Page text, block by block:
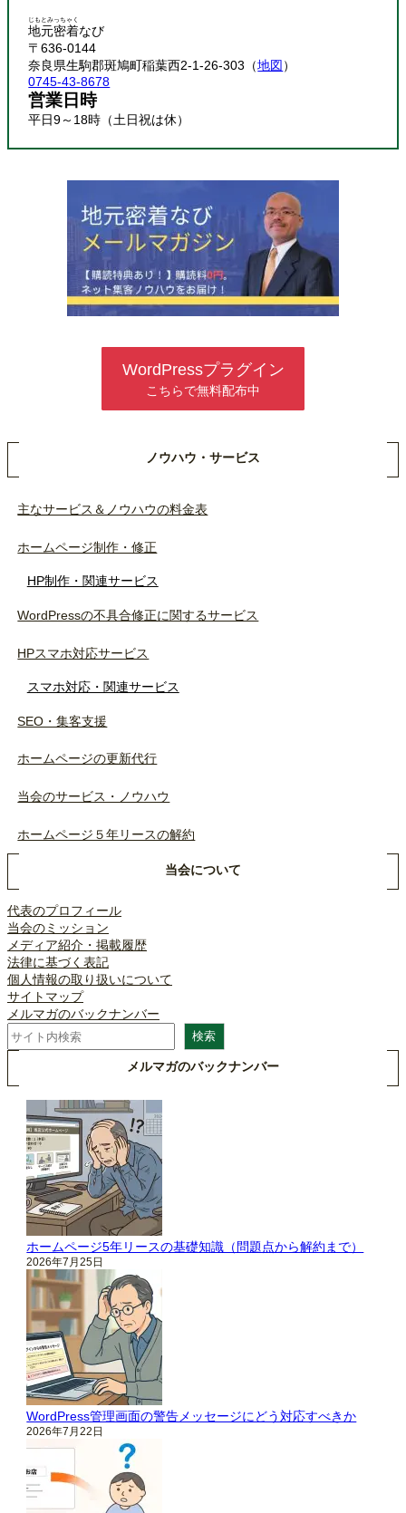
地元密着
じもとみっちゃく
なび
〒636-0144
奈良県生駒郡斑鳩町稲葉西2-1-26-303（地図）
0745-43-8678
営業日時
平日9～18時（土日祝は休）
WordPressプラグイン
こちらで無料配布中
ノウハウ・サービス
主なサービス＆ノウハウの料金表
ホームページ制作・修正
HP制作・関連サービス
WordPressの不具合修正に関するサービス
HPスマホ対応サービス
スマホ対応・関連サービス
SEO・集客支援
ホームページの更新代行
当会のサービス・ノウハウ
ホームページ５年リースの解約
当会について
代表のプロフィール
当会のミッション
メディア紹介・掲載履歴
法律に基づく表記
個人情報の取り扱いについて
サイトマップ
メルマガのバックナンバー
検
索
検索
メルマガのバックナンバー
ホームページ5年リースの基礎知識（問題点から解約まで）
2026年7月25日
WordPress管理画面の警告メッセージにどう対応すべきか
2026年7月22日